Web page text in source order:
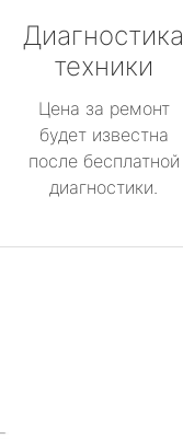
Диагностика
техники
Цена за ремонт
будет известна
после бесплатной
диагностики.